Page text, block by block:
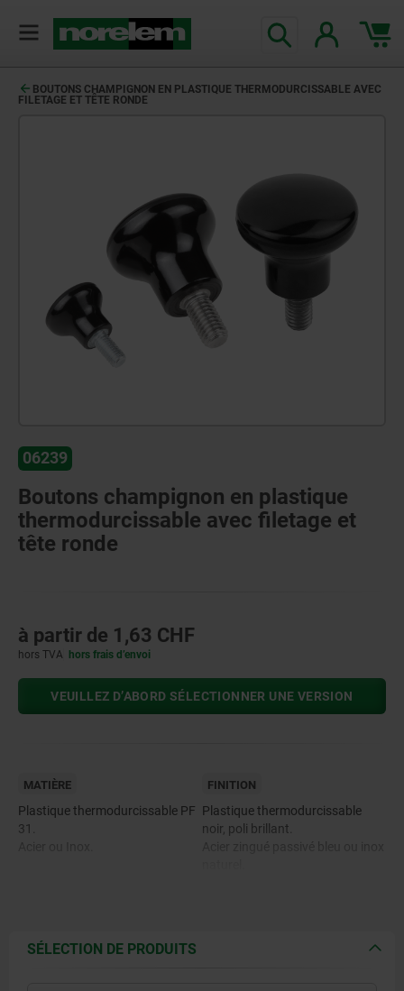
BOUTONS CHAMPIGNON EN PLASTIQUE THERMODURCISSABLE AVEC
FILETAGE ET TÊTE RONDE
06239
Boutons champignon en plastique
thermodurcissable avec filetage et
tête ronde
à partir de 1,63 CHF
hors TVA hors frais d’envoi
VEUILLEZ D’ABORD SÉLECTIONNER UNE VERSION
MATIÈRE
Plastique thermodurcissable PF
31.
FINITION
Plastique thermodurcissable
noir, poli brillant.
SÉLECTION DE PRODUITS